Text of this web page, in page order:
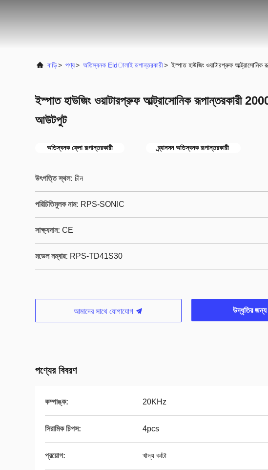
বাড়ি> পণ্য> অতিস্বনক Eldালাই রূপান্তরকারী> ইস্পাত হাউজিং ওয়াটারপ্রুফ
ইস্পাত হাউজিং ওয়াটারপ্রুফ আল্ট্রাসোনিক রূপান্তরকারী
আউটপুট
অতিস্বনক ফ্লো রূপান্তরকারী ব্র্যানসন অতিস্বনক রূপান্তরকারী
উৎপত্তি স্থল: চীন
পরিচিতিমুলক নাম: RPS-SONIC
সাক্ষ্যদান: CE
মডেল নম্বার: RPS-TD41S30
আমাদের সাথে যোগাযোগ উদ্ধৃতির
পণ্যের বিবরণ
কম্পাঙ্ক: 20KHz
সিরামিক চিপস: 4pcs
প্রয়োগ: খাদ্য কাটা